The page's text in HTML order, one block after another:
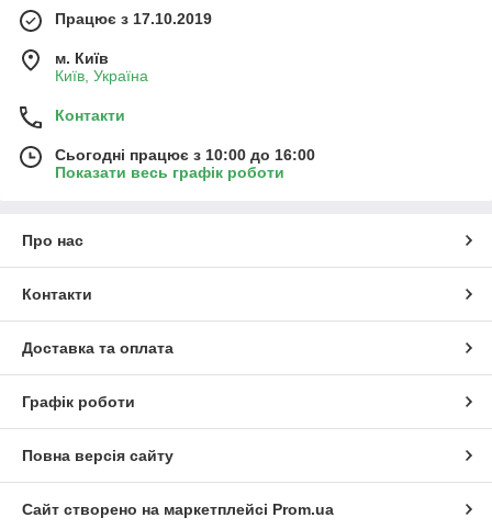
Працює з 17.10.2019
м. Київ
Київ, Україна
Контакти
Сьогодні працює з 10:00 до 16:00
Показати весь графік роботи
Про нас
Контакти
Доставка та оплата
Графік роботи
Повна версія сайту
Сайт створено на маркетплейсі Prom.ua